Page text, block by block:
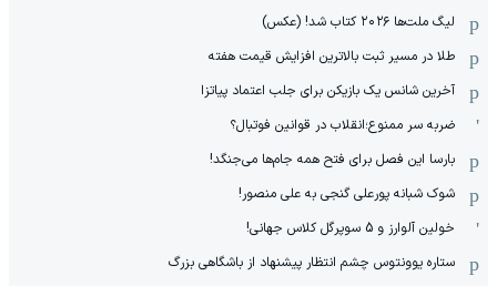
لیگ ملت‌ها ٢٠٢۶ کتاب شد! (عکس)
طلا در مسیر ثبت بالاترین افزایش قیمت هفته
آخرین شانس یک بازیکن برای جلب اعتماد پیاتزا
ضربه سر ممنوع؛انقلاب در قوانین فوتبال؟
بارسا این فصل برای فتح همه جام‌ها می‌جنگد!
شوک شبانه پورعلی گنجی به علی منصور!
خولین آلوارز و 5 سوپرگل کلاس جهانی!
ستاره یوونتوس چشم انتظار پیشنهاد از باشگاهی بزرگ